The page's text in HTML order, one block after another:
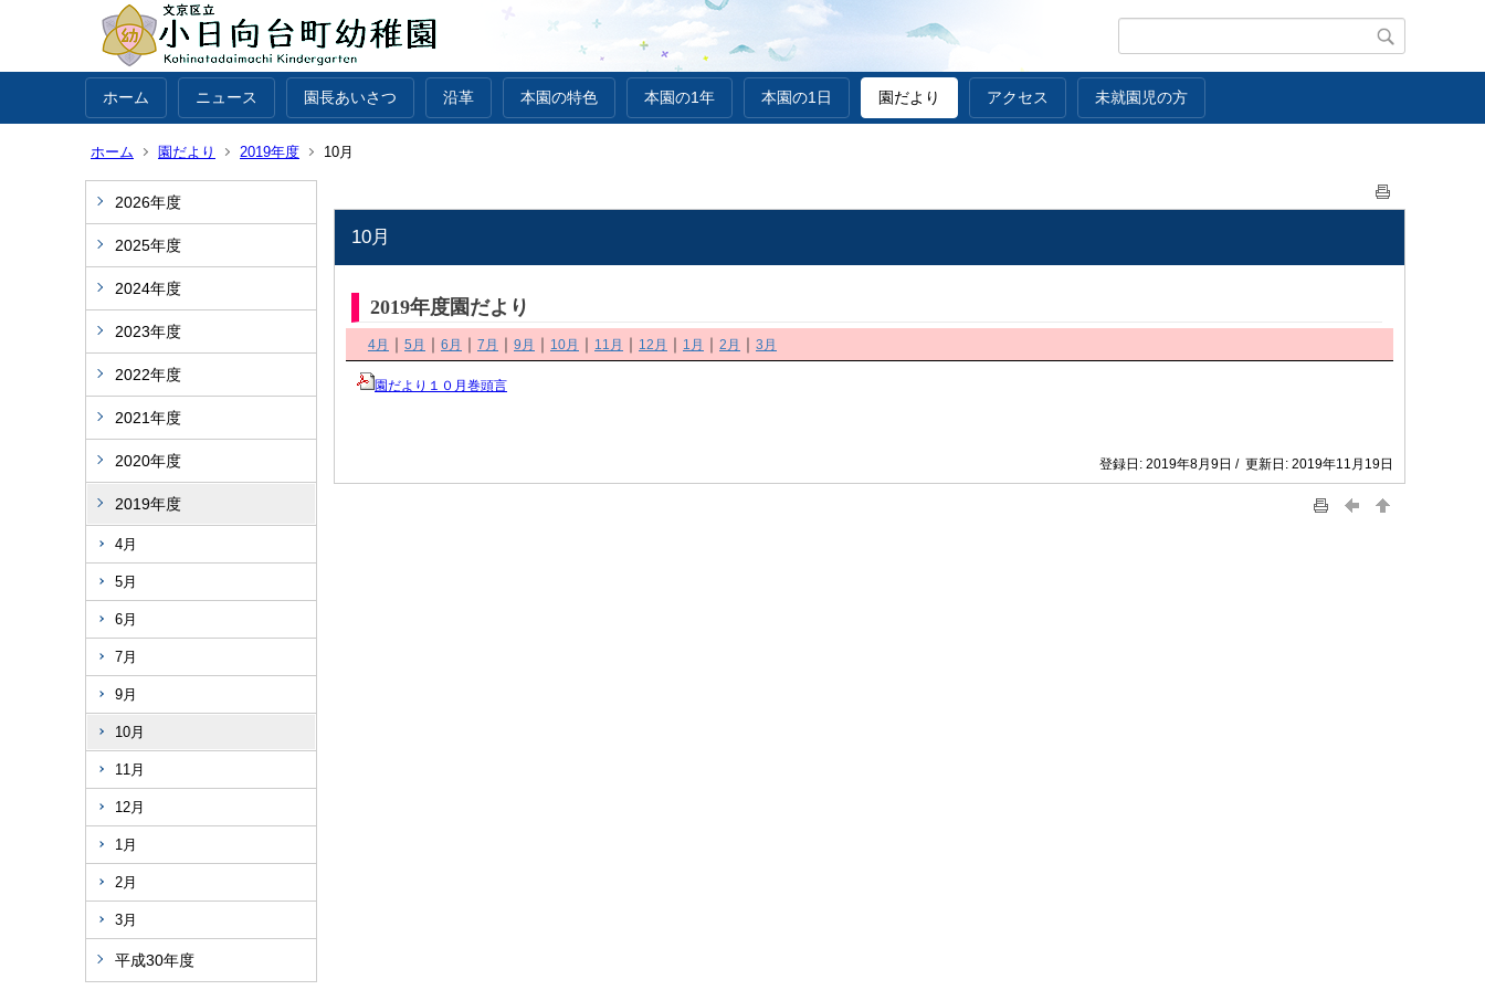
ホーム ニュース 園長あいさつ 沿革 本園の特色 本園の1年 本園の1日 園だより アクセス 未就園児の方
ホーム 園だより 2019年度 10月
2026年度
2025年度
2024年度
2023年度
2022年度
2021年度
2020年度
2019年度
4月
5月
6月
7月
9月
10月
11月
12月
1月
2月
3月
平成30年度
10月
2019年度園だより
4月 5月 6月 7月 9月 10月 11月 12月 1月 2月 3月
園だより１０月巻頭言
登録日: 2019年8月9日 / 更新日: 2019年11月19日